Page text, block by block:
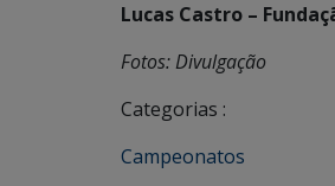
Lucas Castro –
Fotos: Divulgação
Categorias :
Campeonatos